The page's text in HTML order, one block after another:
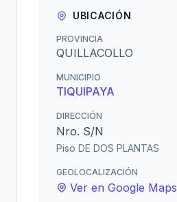
UBICACIÓN
PROVINCIA
QUILLACOLLO
MUNICIPIO
TIQUIPAYA
DIRECCIÓN
Nro. S/N
Piso DE DOS PLANTAS
GEOLOCALIZACIÓN
Ver en Google Maps